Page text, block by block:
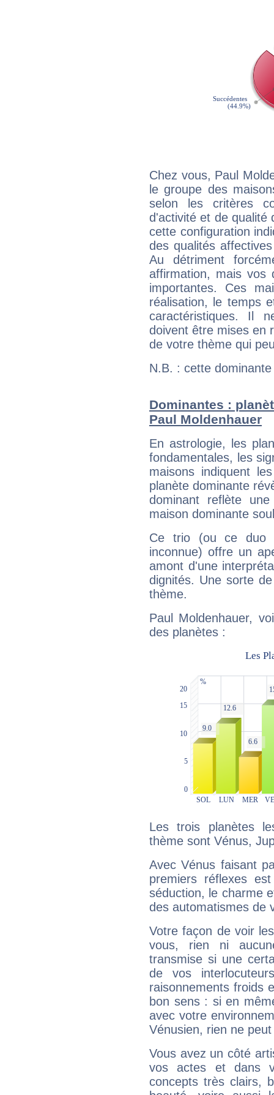
Chez vous, Paul
le groupe des
selon les critères
d'activité et de qualité
cette configuration
des qualités
Au détriment
affirmation, mais
importantes. Ces
réalisation, le temps
caractéristiques. Il
doivent être mises en
de votre thème qui
N.B. : cette
Dominantes :
Paul Moldenhauer
En astrologie, les
fondamentales, les
maisons indiquent
planète dominante
dominant reflète
maison dominante
Ce trio (ou ce duo
inconnue) offre un
amont d'une
dignités. Une sorte
thème.
Paul Moldenhauer,
des planètes :
Les trois planètes
thème sont Vénus,
Avec Vénus faisant
premiers réflexes
séduction, le charme
des automatismes de
Votre façon de voir
vous, rien ni
transmise si une
de vos
raisonnements froids
bon sens : si en
avec votre
Vénusien, rien ne
Vous avez un côté
vos actes et dans
concepts très clairs,